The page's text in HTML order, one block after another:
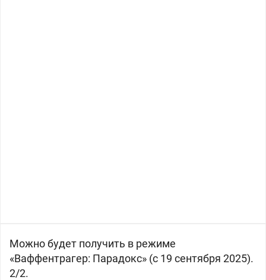
Можно будет получить в режиме
«Ваффентрагер: Парадокс» (с 19 сентября 2025).
2/2.